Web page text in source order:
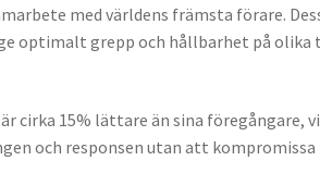
med världens främsta förare.
optimalt grepp och hållbarhet på olika
cirka 15% lättare än sina föregångare,
och responsen utan att kompromissa